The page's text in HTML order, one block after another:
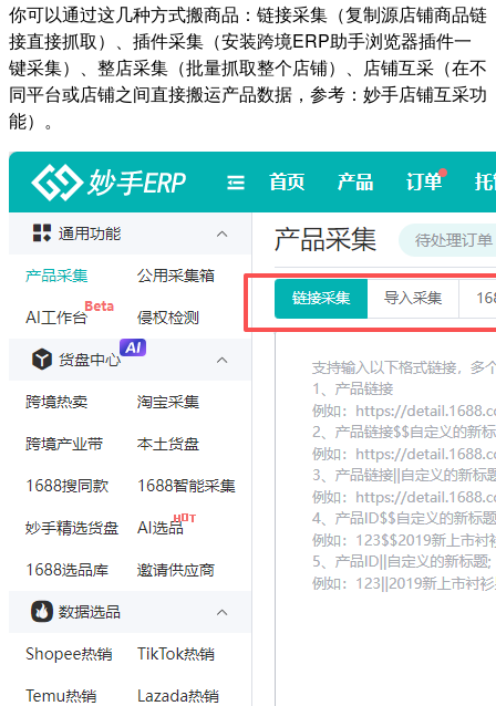
你可以通过这几种方式搬商品：链接采集（复制源店铺商品链
接直接抓取）、插件采集（安装跨境ERP助手浏览器插件一
键采集）、整店采集（批量抓取整个店铺）、店铺互采（在不
同平台或店铺之间直接搬运产品数据，参考：妙手店铺互采功
能）。